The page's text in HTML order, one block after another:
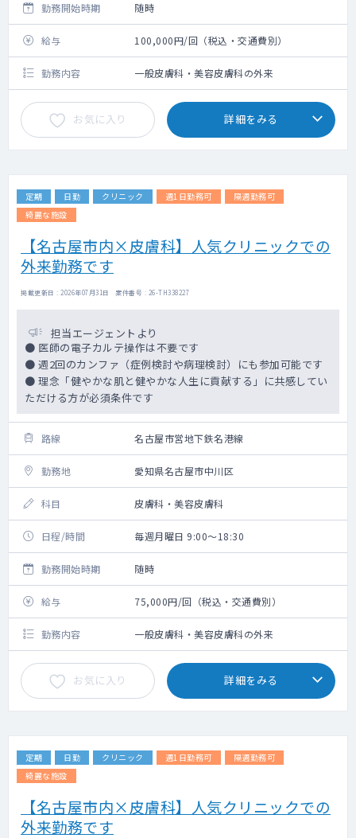
勤務開始時期 随時
給与 100,000円/回（税込・交通費別）
勤務内容 一般皮膚科・美容皮膚科の外来
お気に入り 詳細をみる
定期 日勤 クリニック 週1日勤務可
隔週勤務可
綺麗な施設
【名古屋市内×皮膚科】人気クリニックでの
外来勤務です
掲載更新日 : 2026年07月31日 案件番号 : 26-TH338227
担当エージェントより
● 医師の電子カルテ操作は不要です
● 週2回のカンファ（症例検討や病理検討）にも参加可能です
● 理念「健やかな肌と健やかな人生に貢献する」に共感してい
ただける方が必須条件です
路線 名古屋市営地下鉄名港線
勤務地 愛知県名古屋市中川区
科目 皮膚科・美容皮膚科
日程/時間 毎週月曜日 9:00～18:30
勤務開始時期 随時
給与 75,000円/回（税込・交通費別）
勤務内容 一般皮膚科・美容皮膚科の外来
お気に入り 詳細をみる
定期 日勤 クリニック 週1日勤務可
隔週勤務可
綺麗な施設
【名古屋市内×皮膚科】人気クリニックでの
外来勤務です